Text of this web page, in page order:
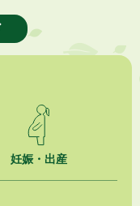
いて
妊娠・出産